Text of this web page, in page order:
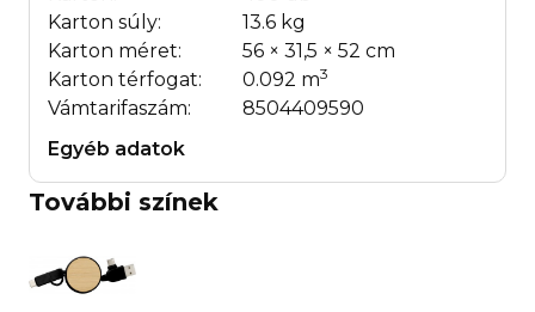
Karton súly:
13.6 kg
Karton méret:
56 × 31,5 × 52 cm
Karton térfogat:
0.092 m3
Vámtarifaszám:
8504409590
Egyéb adatok
További színek